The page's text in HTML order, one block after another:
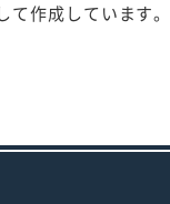
作成しています。